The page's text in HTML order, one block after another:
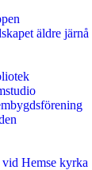
äldre järnå
vid Hemse kyrka